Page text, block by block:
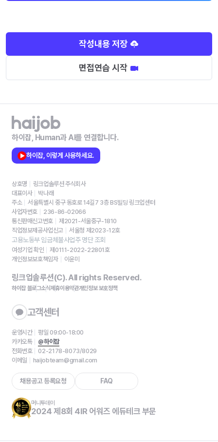
작성내용 저장
면접연습 시작
하이잡, Human과 AI를 연결합니다.
하이잡, 이렇게 사용하세요.
상호명
링크업솔루션 주식회사
대표이사
박나래
주소
서울특별시 중구 동호로 14길7 3층 BS빌딩 링크업센터
사업자번호
236-86-02066
통신판매신고번호
제2021-서울중구-1810
직업정보제공사업신고
서울청 제2023-12호
고용노동부 임금체불사업주 명단 조회
여성기업 확인
제0111-2022-22801호
개인정보보호책임자
이윤미
링크업솔루션(C). All rights Reserved.
하이잡 블로그소식제휴이용약관개인정보 보호정책
고객센터
운영시간
평일 09:00-18:00
카카오톡
@하이잡
전화번호
02-2178-8073/8029
이메일
haijobteam@gmail.com
채용공고 등록요청 FAQ
머니투데이
2024 제8회 4IR 어워즈 에듀테크 부문